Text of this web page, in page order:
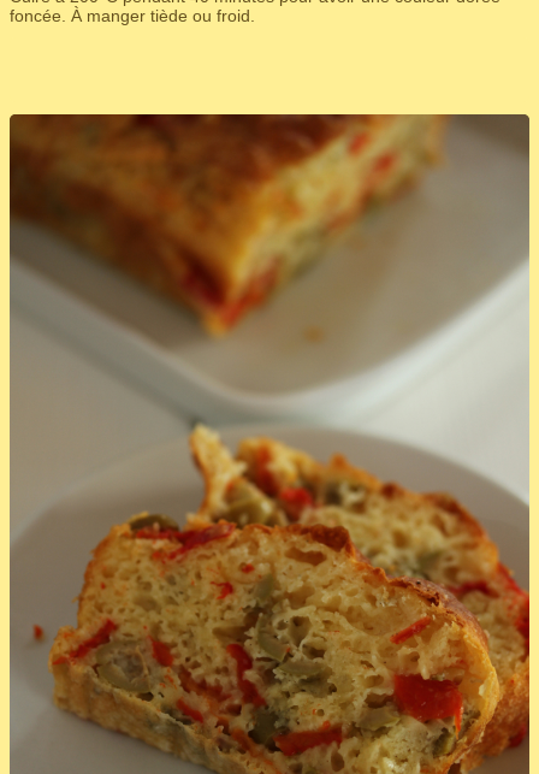
foncée. À manger tiède ou froid.